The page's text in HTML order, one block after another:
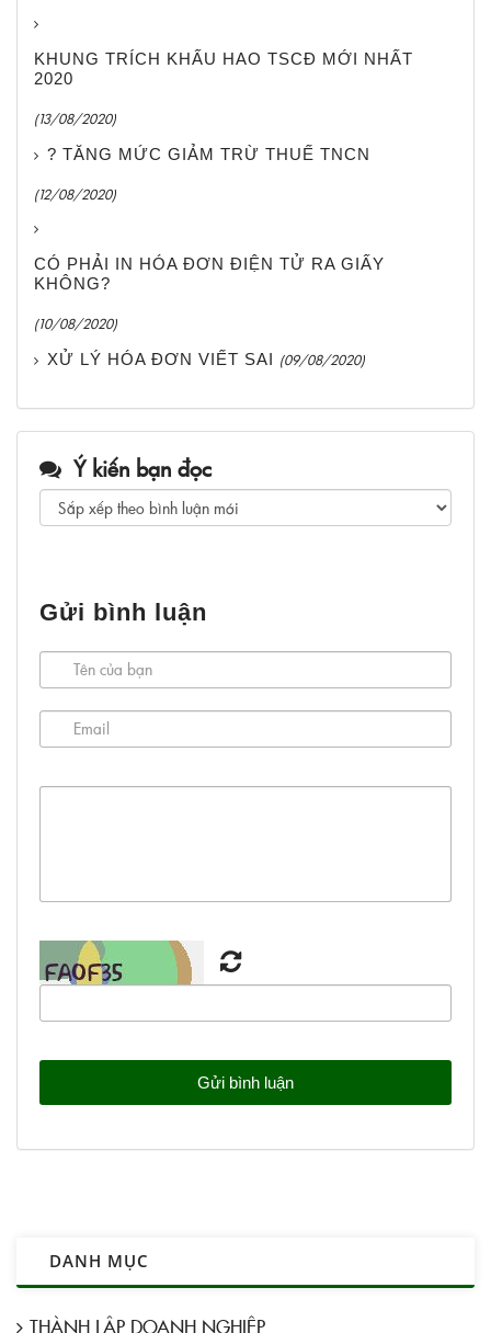
KHUNG TRÍCH KHẤU HAO TSCĐ MỚI NHẤT
2020
(13/08/2020)
? TĂNG MỨC GIẢM TRỪ THUẾ TNCN
(12/08/2020)
CÓ PHẢI IN HÓA ĐƠN ĐIỆN TỬ RA GIẤY
KHÔNG?
(10/08/2020)
XỬ LÝ HÓA ĐƠN VIẾT SAI (09/08/2020)
Ý kiến bạn đọc
Gửi bình luận
DANH MỤC
THÀNH LẬP DOANH NGHIỆP